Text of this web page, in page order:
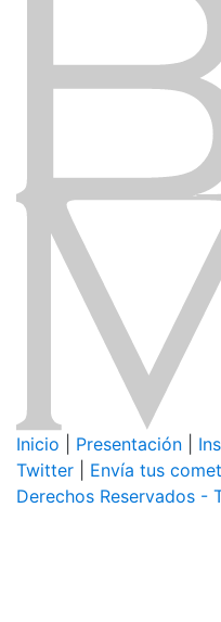
Inicio Presentación
Twitter
Envía tus
Derechos Reservados -